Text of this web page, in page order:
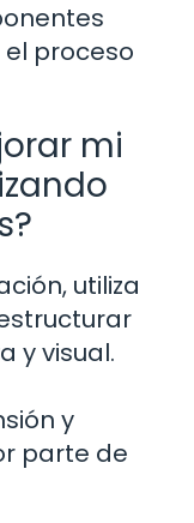
proceso
mi
utiliza
y visual.
y
parte de